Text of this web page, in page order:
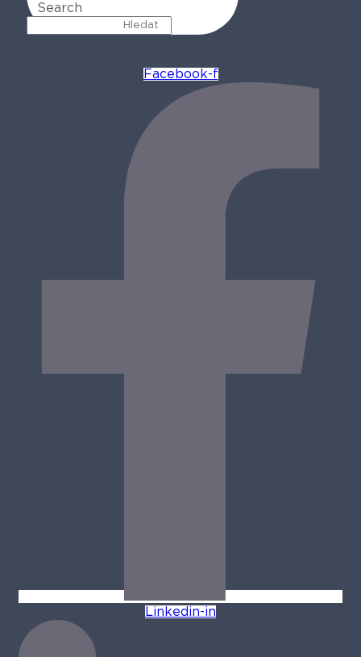
Search
Facebook-f
Linkedin-in